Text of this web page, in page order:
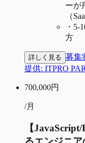
ーが
（
・ 5-
方
詳しく見る 募集
提供: ITPRO
700,000円
/月
【